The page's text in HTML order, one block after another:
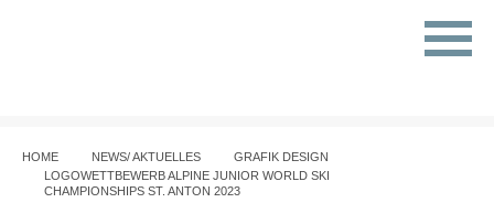
HOME NEWS/ AKTUELLES
GRAFIK DESIGN
LOGOWETTBEWERB ALPINE JUNIOR WORLD SKI
CHAMPIONSHIPS ST. ANTON 2023